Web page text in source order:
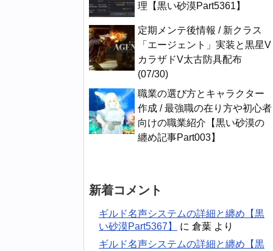
理【黒い砂漠Part5361】
定期メンテ後情報 / 新クラス
「エージェント」実装と黒星V
カラザドV太古防具配布
(07/30)
職業の選び方とキャラクター
作成 / 最強職の在り方や初心者
向けの職業紹介【黒い砂漠の
纏め記事Part003】
新着コメント
ギルド名声システムの詳細と纏め【黒
い砂漠Part5367】
に 倉葉 より
ギルド名声システムの詳細と纏め【黒